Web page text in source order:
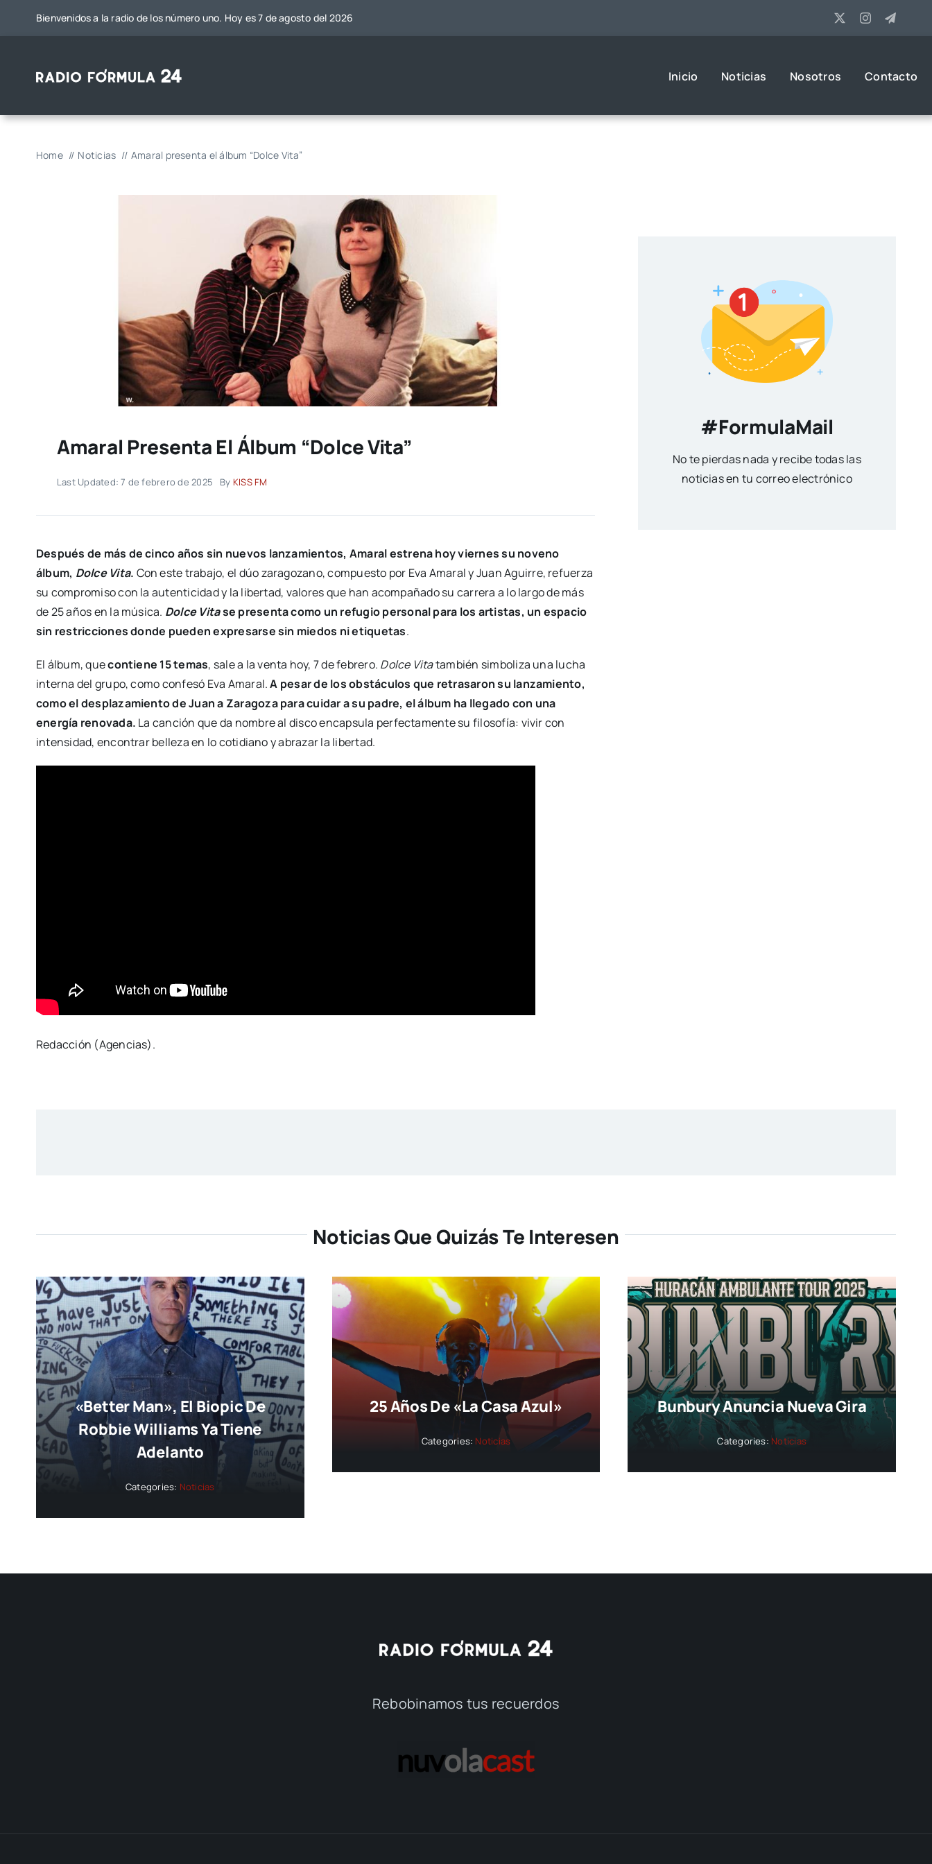
Bienvenidos a la radio de los número uno. Hoy es 7 de agosto del 2026
Inicio Noticias Nosotros Contacto
Home Noticias Amaral presenta el álbum “Dolce Vita”
Amaral Presenta El Álbum “Dolce Vita”
Last Updated: 7 de febrero de 2025 By KISS FM
Después de más de cinco años sin nuevos lanzamientos, Amaral estrena hoy viernes su noveno
álbum, Dolce Vita. Con este trabajo, el dúo zaragozano, compuesto por Eva Amaral y Juan Aguirre, refuerza
su compromiso con la autenticidad y la libertad, valores que han acompañado su carrera a lo largo de más
de 25 años en la música. Dolce Vitase presenta como un refugio personal para los artistas, un espacio
sin restricciones donde pueden expresarse sin miedos ni etiquetas.
El álbum, quecontiene 15 temas, sale a la venta hoy, 7 de febrero. Dolce Vitatambién simboliza una lucha
interna del grupo, como confesó Eva Amaral.A pesar de los obstáculos que retrasaron su lanzamiento,
como el desplazamiento de Juan a Zaragoza para cuidar a su padre, el álbum ha llegado con una
energía renovada. La canción que da nombre al disco encapsula perfectamente su filosofía: vivir con
intensidad, encontrar belleza en lo cotidiano y abrazar la libertad.
Redacción (Agencias).
#FormulaMail
No te pierdas nada y recibe todas las
noticias en tu correo electrónico
Noticias Que Quizás Te Interesen
«Better Man», El Biopic De
Robbie Williams Ya Tiene
Adelanto
Categories: Noticias
25 Años De «La Casa Azul»
Categories: Noticias
Bunbury Anuncia Nueva Gira
Categories: Noticias
Rebobinamos tus recuerdos